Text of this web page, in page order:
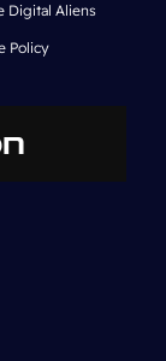
Digital Aliens
Policy